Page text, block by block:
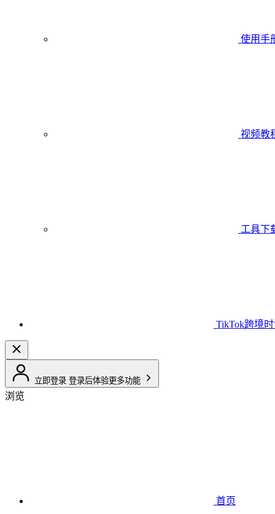
使用手
视频教
工具下
TikTok跨境
立即登录 登录后体验更多功能
浏览
首页